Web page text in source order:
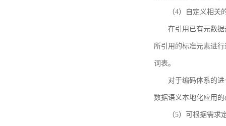
（4）自定义相关
在引用已有元数
所引用的标准元素进
词表。
对于编码体系的
数据语义本地化应用
（5）可根据需求